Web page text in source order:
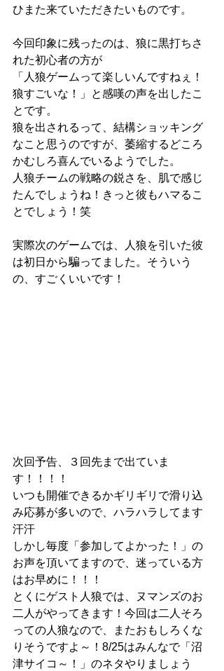
ひまた来ていただきたいものです。
今回印象に残ったのは、狼に黒打ちさ
れた初心者の方が
「人狼ゲームって楽しいんですねぇ！
狼すごいな！」と感嘆の声を出したこ
とです。
狼を出されるって、結構ショッキング
なこと思うのですが、萎縮するどころ
かむしろ喜んでいるようでした。
人狼チームの戦略の鋭さを、肌で感じ
たんでしょうね！きっと彼もハマるこ
とでしょう！笑
実際次のゲームでは、人狼を引いた彼
は初日から騙ってました。そういう
の、すごくいいです！
次回予告、３回先まで出ていま
す！！！！
いつも開催できるかギリギリで滑り込
み応募が多いので、ハラハラしてます
汗汗
しかし毎度「参加してよかった！」の
お声を頂いてますので、迷っている方
はお早めに！！！
とくにゲスト人狼では、ヌマンズのお
二人がやってきます！今回は二人そろ
っての人狼なので、またおもしろくな
りそうですよ～！8/25はみんなで「沼
津サイコ～！」のネタやりましょう